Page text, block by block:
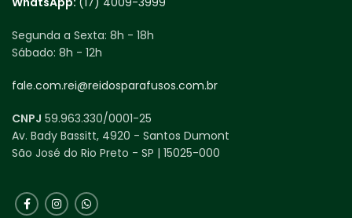
Segunda a Sexta: 8h - 18h
Sábado: 8h - 12h
fale.com.rei@reidosparafusos.com.br
CNPJ 59.963.330/0001-25
Av. Bady Bassitt, 4920 - Santos Dumont
São José do Rio Preto - SP | 15025-000